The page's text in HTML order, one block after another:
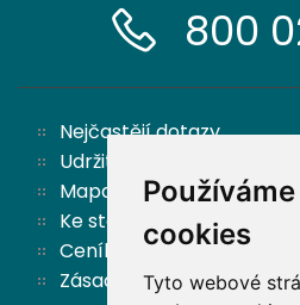
cookies
Tyto webové
800
Nejčastějí dotazy
Udržitelnost
Mapa stránek
Ke stažení
Ceník
Zásady ochrany osobních